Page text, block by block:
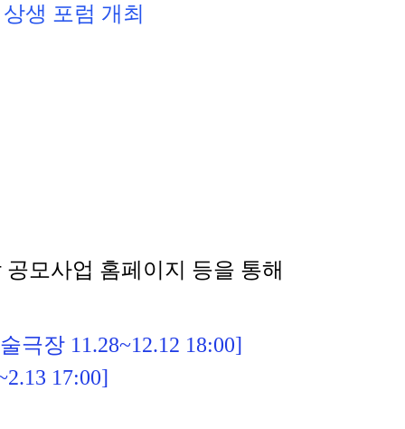
생 포럼 개최
모사업 홈페이지 등을 통해
극장 11.28~12.12 18:00]
17:00]